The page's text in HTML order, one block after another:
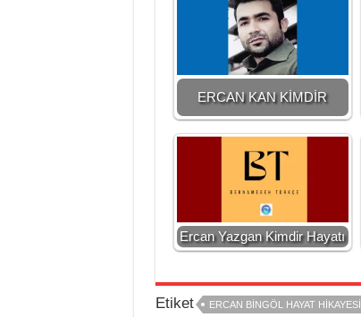
ERCAN KAN KİMDİR
Ercan Yazgan Kimdir Hayatı
Etiket ERCAN BİNGÖL HAYAT HİKAYESİ